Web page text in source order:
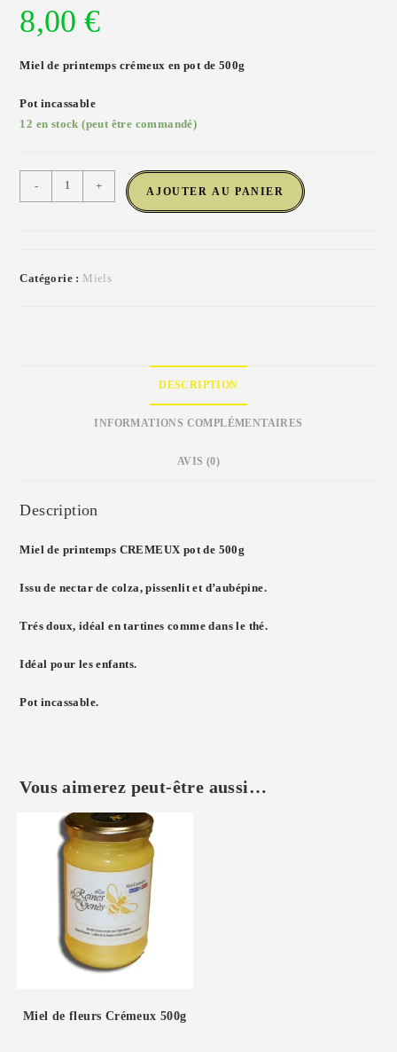
8,00 €
Miel de printemps crémeux en pot de 500g
Pot incassable
12 en stock (peut être commandé)
- + AJOUTER AU PANIER
Catégorie : Miels
DESCRIPTION
INFORMATIONS COMPLÉMENTAIRES
AVIS (0)
Description
Miel de printemps CREMEUX pot de 500g
Issu de nectar de colza, pissenlit et d’aubépine.
Trés doux, idéal en tartines comme dans le thé.
Idéal pour les enfants.
Pot incassable.
Vous aimerez peut-être aussi…
Miel de fleurs Crémeux 500g